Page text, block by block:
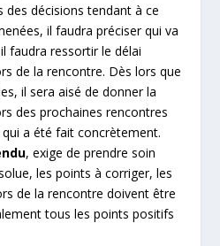
des décisions tendant à ce
il faudra préciser qui va
faudra ressortir le délai
de la rencontre. Dès lors que
il sera aisé de donner la
des prochaines rencontres
a été fait concrètement.
, exige de prendre soin
les points à corriger, les
de la rencontre doivent être
tous les points positifs